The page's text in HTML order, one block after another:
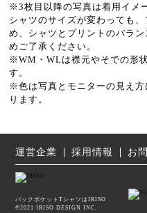
※3枚目以降の写真は着用イメ
シャツのサイズが変わっても
め、シャツとプリントのバラ
めご了承ください。
※WM・WLは襟元やそでの形
す。
※色は写真とモニターの見え
ります。
運営企業 採用情報 お
バックポケットTシャツはIRISO
©2021 IRISO DESIGN INC.